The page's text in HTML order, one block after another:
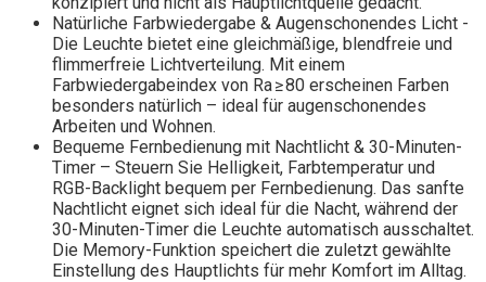
Natürliche Farbwiedergabe & Augenschonendes Licht -
Die Leuchte bietet eine gleichmäßige, blendfreie und
flimmerfreie Lichtverteilung. Mit einem
Farbwiedergabeindex von Ra ≥ 80 erscheinen Farben
besonders natürlich – ideal für augenschonendes
Arbeiten und Wohnen.
Bequeme Fernbedienung mit Nachtlicht & 30-Minuten-
Timer – Steuern Sie Helligkeit, Farbtemperatur und
RGB-Backlight bequem per Fernbedienung. Das sanfte
Nachtlicht eignet sich ideal für die Nacht, während der
30-Minuten-Timer die Leuchte automatisch ausschaltet.
Die Memory-Funktion speichert die zuletzt gewählte
Einstellung des Hauptlichts für mehr Komfort im Alltag.